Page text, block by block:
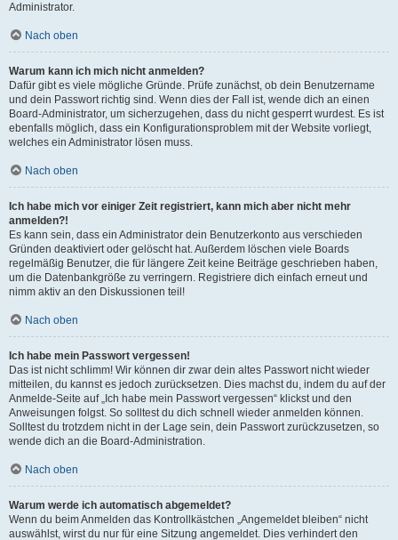
Administrator.
Nach oben
Warum kann ich mich nicht anmelden?
Dafür gibt es viele mögliche Gründe. Prüfe zunächst, ob dein Benutzername
und dein Passwort richtig sind. Wenn dies der Fall ist, wende dich an einen
Board-Administrator, um sicherzugehen, dass du nicht gesperrt wurdest. Es ist
ebenfalls möglich, dass ein Konfigurationsproblem mit der Website vorliegt,
welches ein Administrator lösen muss.
Nach oben
Ich habe mich vor einiger Zeit registriert, kann mich aber nicht mehr
anmelden?!
Es kann sein, dass ein Administrator dein Benutzerkonto aus verschieden
Gründen deaktiviert oder gelöscht hat. Außerdem löschen viele Boards
regelmäßig Benutzer, die für längere Zeit keine Beiträge geschrieben haben,
um die Datenbankgröße zu verringern. Registriere dich einfach erneut und
nimm aktiv an den Diskussionen teil!
Nach oben
Ich habe mein Passwort vergessen!
Das ist nicht schlimm! Wir können dir zwar dein altes Passwort nicht wieder
mitteilen, du kannst es jedoch zurücksetzen. Dies machst du, indem du auf der
Anmelde-Seite auf „Ich habe mein Passwort vergessen“ klickst und den
Anweisungen folgst. So solltest du dich schnell wieder anmelden können.
Solltest du trotzdem nicht in der Lage sein, dein Passwort zurückzusetzen, so
wende dich an die Board-Administration.
Nach oben
Warum werde ich automatisch abgemeldet?
Wenn du beim Anmelden das Kontrollkästchen „Angemeldet bleiben“ nicht
auswählst, wirst du nur für eine Sitzung angemeldet. Dies verhindert den